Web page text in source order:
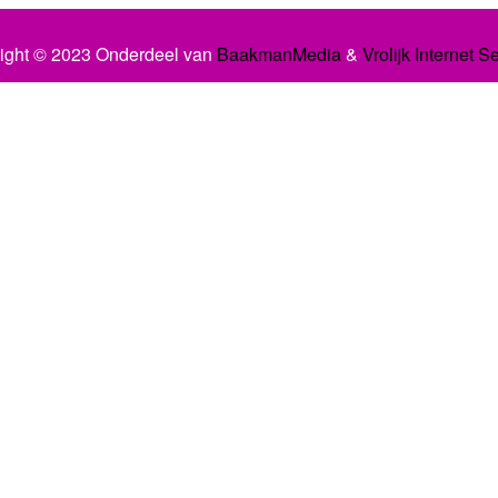
© 2023 Onderdeel van BaakmanMedia& Vrolijk Internet